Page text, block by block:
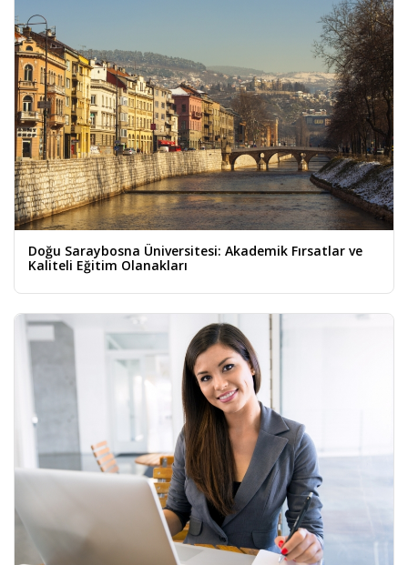
Doğu Saraybosna Üniversitesi: Akademik Fırsatlar ve
Kaliteli Eğitim Olanakları